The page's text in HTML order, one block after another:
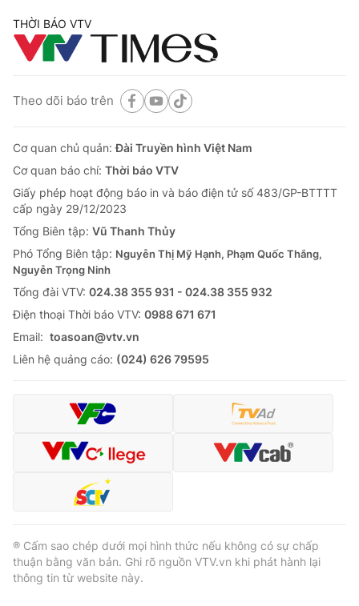
THỜI BÁO VTV
Theo dõi báo trên
Cơ quan chủ quản:Đài Truyền hình Việt Nam
Cơ quan báo chí: Thời báo VTV
Giấy phép hoạt động báo in và báo điện tử số 483/GP-BTTTT
cấp ngày 29/12/2023
Tổng Biên tập: Vũ Thanh Thủy
Phó Tổng Biên tập: Nguyễn Thị Mỹ Hạnh, Phạm Quốc Thắng,
Nguyễn Trọng Ninh
Tổng đài VTV: 024.38 355 931 - 024.38 355 932
Ðiện thoại Thời báo VTV: 0988 671 671
Email: toasoan@vtv.vn
Liên hệ quảng cáo: (024) 626 79595
® Cấm sao chép dưới mọi hình thức nếu không có sự chấp
thuận bằng văn bản. Ghi rõ nguồn VTV.vn khi phát hành lại
thông tin từ website này.